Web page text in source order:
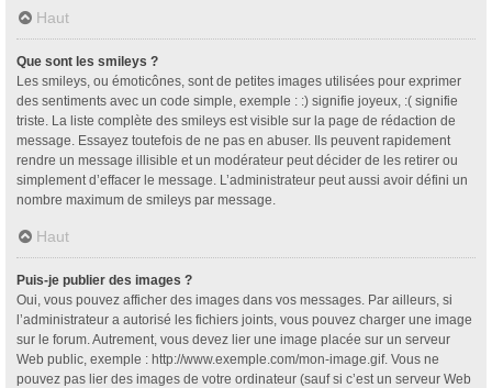
Haut
Que sont les smileys ?
Les smileys, ou émoticônes, sont de petites images utilisées pour exprimer
des sentiments avec un code simple, exemple : :) signifie joyeux, :( signifie
triste. La liste complète des smileys est visible sur la page de rédaction de
message. Essayez toutefois de ne pas en abuser. Ils peuvent rapidement
rendre un message illisible et un modérateur peut décider de les retirer ou
simplement d’effacer le message. L’administrateur peut aussi avoir défini un
nombre maximum de smileys par message.
Haut
Puis-je publier des images ?
Oui, vous pouvez afficher des images dans vos messages. Par ailleurs, si
l’administrateur a autorisé les fichiers joints, vous pouvez charger une image
sur le forum. Autrement, vous devez lier une image placée sur un serveur
Web public, exemple : http://www.exemple.com/mon-image.gif. Vous ne
pouvez pas lier des images de votre ordinateur (sauf si c’est un serveur Web